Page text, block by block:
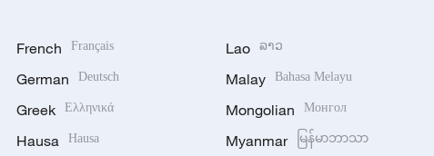
French Français
German Deutsch
Greek Ελληνικά
Hausa Hausa
Lao ລາວ
Malay Bahasa Melayu
Mongolian Монгол
Myanmar မြန်မာဘာသာ